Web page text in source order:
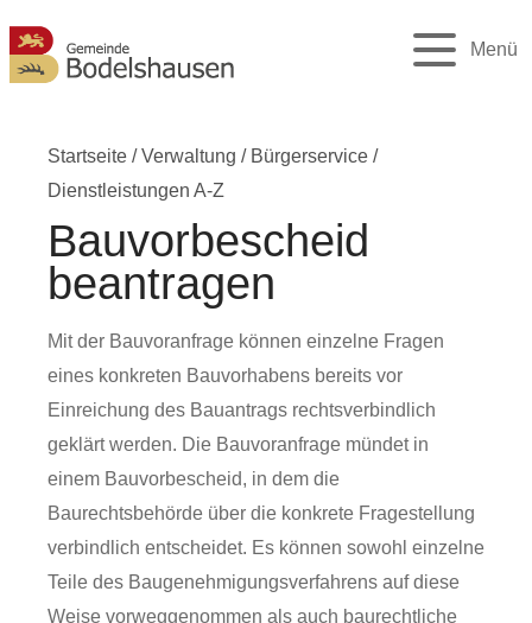
Menü
Startseite /Verwaltung / Bürgerservice /
Dienstleistungen A-Z
Bauvorbescheid
beantragen
Mit der Bauvoranfrage können einzelne Fragen
eines konkreten Bauvorhabens bereits vor
Einreichung des Bauantrags rechtsverbindlich
geklärt werden. Die Bauvoranfrage mündet in
einem Bauvorbescheid, in dem die
Baurechtsbehörde über die konkrete Fragestellung
verbindlich entscheidet. Es können sowohl einzelne
Teile des Baugenehmigungsverfahrens auf diese
Weise vorweggenommen als auch baurechtliche